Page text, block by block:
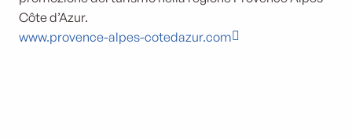
Côte d’Azur.
www.provence-alpes-cotedazur.com